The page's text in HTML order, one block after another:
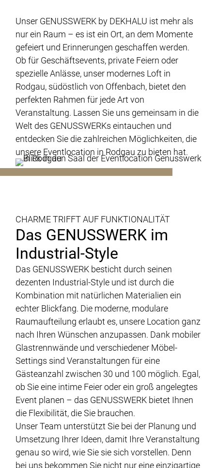
Fingerfood-Catering
Buffet-Catering
Veganes-Catering
Gala-Catering
Food-Truck-Catering
Live-Cooking-Catering
Grill-BBQ-Catering
Cocktail-Catering
Barista-Catering
Genusswerk Rodgau
Locations
Glossar
Jobs / Karriere
Kontakt
Datenschutz
Case-Studies
Impressum & AGB
EN
Unser GENUSSWERK by DEKHALU ist mehr als
nur ein Raum – es ist ein Ort, an dem Momente
gefeiert und Erinnerungen geschaffen werden.
Ob für Geschäftsevents, private Feiern oder
spezielle Anlässe, unser modernes Loft in
Rodgau, südöstlich von Offenbach, bietet den
perfekten Rahmen für jede Art von
Veranstaltung. Lassen Sie uns gemeinsam in die
Welt des GENUSSWERKs eintauchen und
entdecken Sie die zahlreichen Möglichkeiten, die
unsere Eventlocation in Rodgau zu bieten hat.
CHARME TRIFFT AUF FUNKTIONALITÄT
Das GENUSSWERK im
Industrial-Style
Das GENUSSWERK besticht durch seinen
dezenten Industrial-Style und ist durch die
Kombination mit natürlichen Materialien ein
echter Blickfang. Die moderne, modulare
Raumaufteilung erlaubt es, unsere Location ganz
nach Ihren Wünschen anzupassen. Dank mobiler
Glastrennwände und verschiedener Möbel-
Settings sind Veranstaltungen für eine
Gästeanzahl zwischen 30 und 100 möglich. Egal,
ob Sie eine intime Feier oder ein groß angelegtes
Event planen – das GENUSSWERK bietet Ihnen
die Flexibilität, die Sie brauchen.
Unser Team unterstützt Sie bei der Planung und
Umsetzung Ihrer Ideen, damit Ihre Veranstaltung
genau so wird, wie Sie sie sich vorstellen. Denn
bei uns bekommen Sie nicht nur eine einzigartige